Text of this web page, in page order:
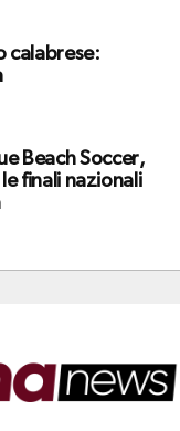
calabrese:
Beach Soccer,
finali nazionali